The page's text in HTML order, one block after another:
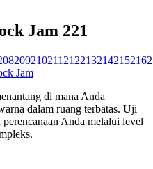
Jam 221
209210211 212213214215216
Jam
di mana Anda
dalam ruang terbatas. Uji
Anda melalui level